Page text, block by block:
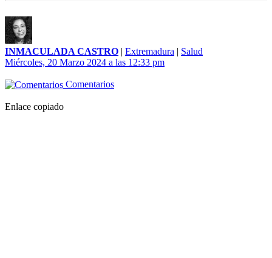
INMACULADA CASTRO | Extremadura | Salud
Miércoles, 20 Marzo 2024 a las 12:33 pm
Comentarios
Enlace copiado